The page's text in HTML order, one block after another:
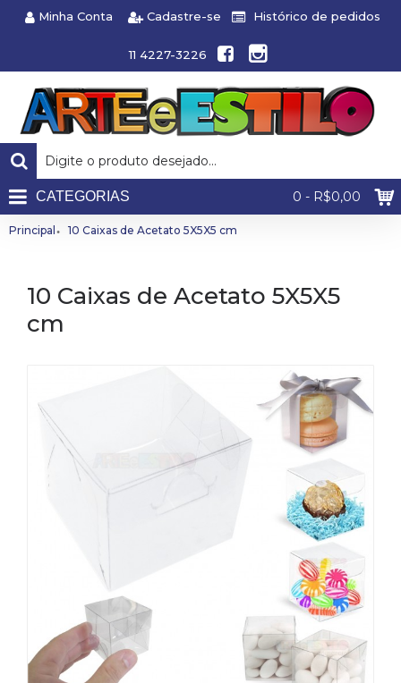
Minha Conta Cadastre-se Histórico de pedidos
11 4227-3226
0 - R$0,00
CATEGORIAS
Principal 10 Caixas de Acetato 5X5X5 cm
10 Caixas de Acetato 5X5X5
cm